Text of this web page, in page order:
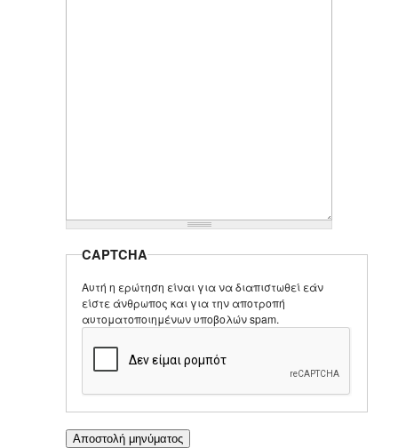
CAPTCHA
Αυτή η ερώτηση είναι για να διαπιστωθεί εάν
είστε άνθρωπος και για την αποτροπή
αυτοματοποιημένων υποβολών spam.